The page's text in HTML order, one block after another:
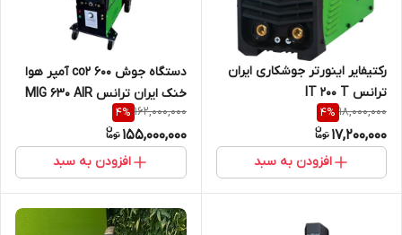
رکتیفایر اینورتر جوشکاری ایران
ترانس IT 200 T
18,000,000
4%
17,200,000
افزودن به سبد
دستگاه جوش co2 600 آمپر هوا
خنک ایران ترانس MIG 630 AIR
COOL
162,000,000
4%
155,000,000
افزودن به سبد